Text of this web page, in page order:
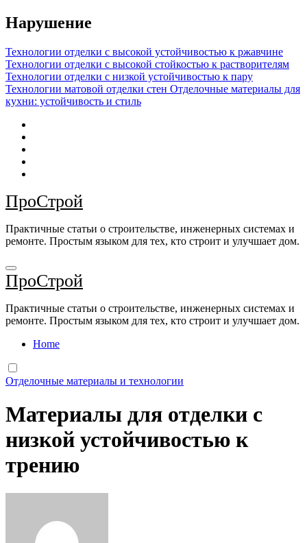
Перейти
к
Нарушение
Технологии отделки с высокой устойчивостью к ржавчине
Технологии отделки с высокой стойкостью к растворителям
Технологии отделки с низкой устойчивостью к пару
Технологии матовой отделки стен Отделочные материалы для
кухни: устойчивость и стиль
ПроСтрой
Практичные статьи о строительстве, инженерных системах и
ремонте. Простым языком для тех, кто строит и улучшает дом.
ПроСтрой
Практичные статьи о строительстве, инженерных системах и
ремонте. Простым языком для тех, кто строит и улучшает дом.
Home
Отделочные материалы и технологии
Материалы для отделки с
низкой устойчивостью к
трению